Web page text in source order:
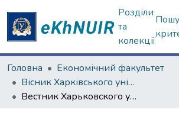
Розділи
та
колекції
Головна
Економічний факультет
Вісник Харківського університету. "Економіка", "Політекономія"
Вестник Харьковского университета. № 295. Интенсификация и эффективность производства в условиях совершенствования социализма